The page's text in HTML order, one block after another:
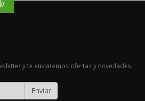
y te enviaremos ofertas y novedades
Enviar